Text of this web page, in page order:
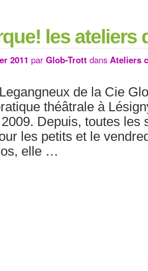
les ateliers
2011 par Glob-Trott dans Ateliers
de la Cie
théâtrale à
Depuis, toutes les
les petits et le
elle …